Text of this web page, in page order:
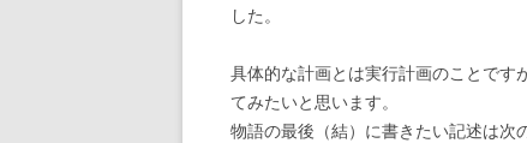
した。
具体的な計画とは実行計画のことです
てみたいと思います。
物語の最後（結）に書きたい記述は次